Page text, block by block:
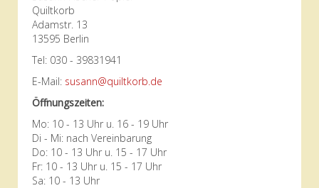
Quiltkorb
Adamstr. 13
13595 Berlin
Tel: 030 - 39831941
E-Mail: susann@quiltkorb.de
Öffnungszeiten:
Mo: 10 - 13 Uhr u. 16 - 19 Uhr
Di - Mi: nach Vereinbarung
Do: 10 - 13 Uhr u. 15 - 17 Uhr
Fr: 10 - 13 Uhr u. 15 - 17 Uhr
Sa: 10 - 13 Uhr